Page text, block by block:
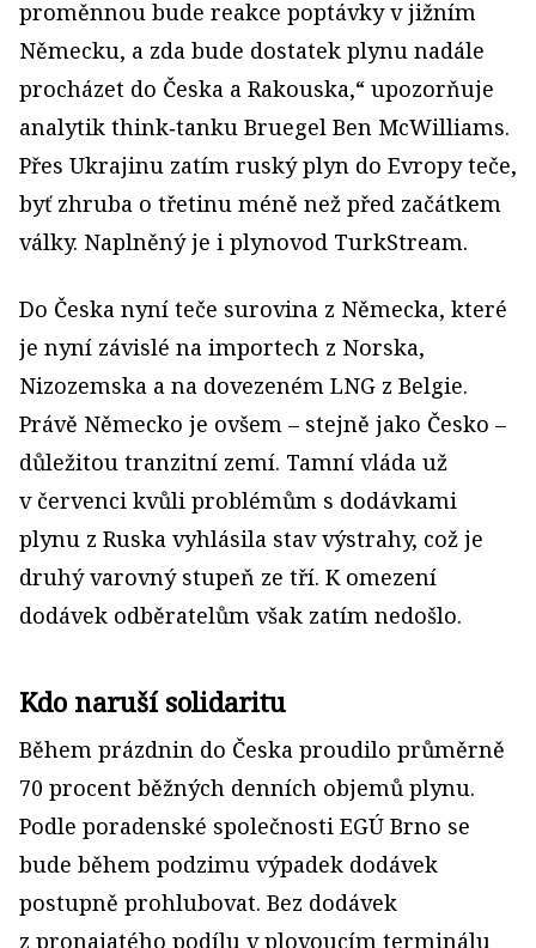
proměnnou bude reakce poptávky v jižním
Německu, a zda bude dostatek plynu nadále
procházet do Česka a Rakouska,“ upozorňuje
analytik think‑tanku Bruegel Ben McWilliams.
Přes Ukrajinu zatím ruský plyn do Evropy teče,
byť zhruba o třetinu méně než před začátkem
války. Naplněný je i plynovod TurkStream.
Do Česka nyní teče surovina z Německa, které
je nyní závislé na importech z Norska,
Nizozemska a na dovezeném LNG z Belgie.
Právě Německo je ovšem – stejně jako Česko –
důležitou tranzitní zemí. Tamní vláda už
v červenci kvůli problémům s dodávkami
plynu z Ruska vyhlásila stav výstrahy, což je
druhý varovný stupeň ze tří. K omezení
dodávek odběratelům však zatím nedošlo.
Kdo naruší solidaritu
Během prázdnin do Česka proudilo průměrně
70 procent běžných denních objemů plynu.
Podle poradenské společnosti EGÚ Brno se
bude během podzimu výpadek dodávek
postupně prohlubovat. Bez dodávek
z pronajatého podílu v plovoucím terminálu